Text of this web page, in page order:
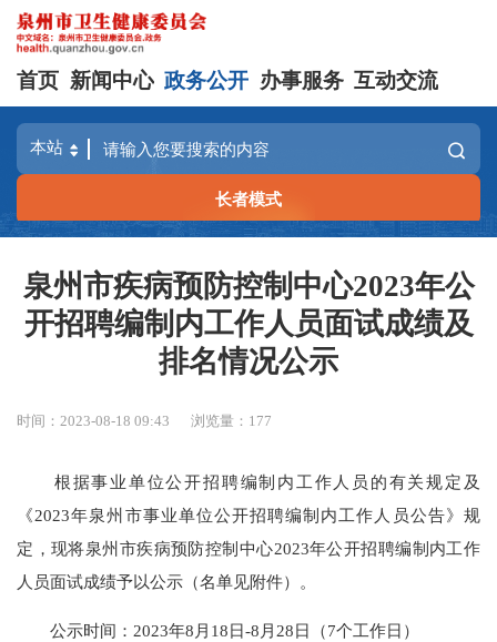
首页 新闻中心 政务公开 办事服务 互动交流
长者模式
泉州市疾病预防控制中心2023年公
开招聘编制内工作人员面试成绩及
排名情况公示
时间：2023-08-18 09:43 浏览量： 177
根据事业单位公开招聘编制内工作人员的有关规定及
《2023年泉州市事业单位公开招聘编制内工作人员公告》规
定，现将泉州市疾病预防控制中心2023年公开招聘编制内工作
人员面试成绩予以公示（名单见附件）。
公示时间：2023年8月18日-8月28日（7个工作日）